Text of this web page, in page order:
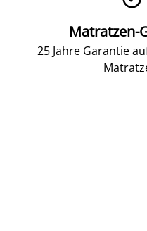
Matratzen-
25 Jahre Garantie